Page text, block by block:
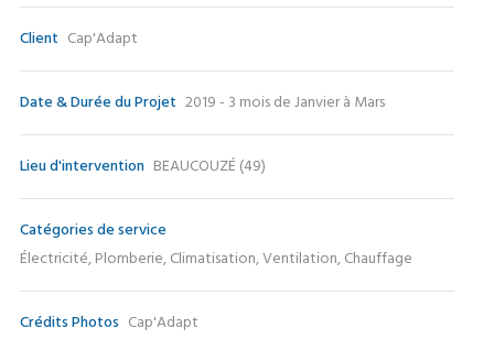
Client Cap'Adapt
Date & Durée du Projet 2019 - 3 mois de Janvier à Mars
Lieu d'intervention BEAUCOUZÉ (49)
Catégories de service
Électricité, Plomberie, Climatisation, Ventilation, Chauffage
Crédits Photos Cap'Adapt